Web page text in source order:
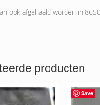
ook afgehaald worden in
producten
Save